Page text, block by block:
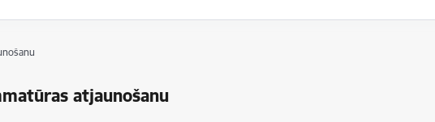
atjaunošanu